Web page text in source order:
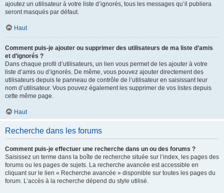
ajoutez un utilisateur à votre liste d’ignorés, tous les messages qu’il publiera
seront masqués par défaut.
Haut
Comment puis-je ajouter ou supprimer des utilisateurs de ma liste d’amis
et d’ignorés ?
Dans chaque profil d’utilisateurs, un lien vous permet de les ajouter à votre
liste d’amis ou d’ignorés. De même, vous pouvez ajouter directement des
utilisateurs depuis le panneau de contrôle de l’utilisateur en saisissant leur
nom d’utilisateur. Vous pouvez également les supprimer de vos listes depuis
cette même page.
Haut
Recherche dans les forums
Comment puis-je effectuer une recherche dans un ou des forums ?
Saisissez un terme dans la boîte de recherche située sur l’index, les pages des
forums ou les pages de sujets. La recherche avancée est accessible en
cliquant sur le lien « Recherche avancée » disponible sur toutes les pages du
forum. L’accès à la recherche dépend du style utilisé.